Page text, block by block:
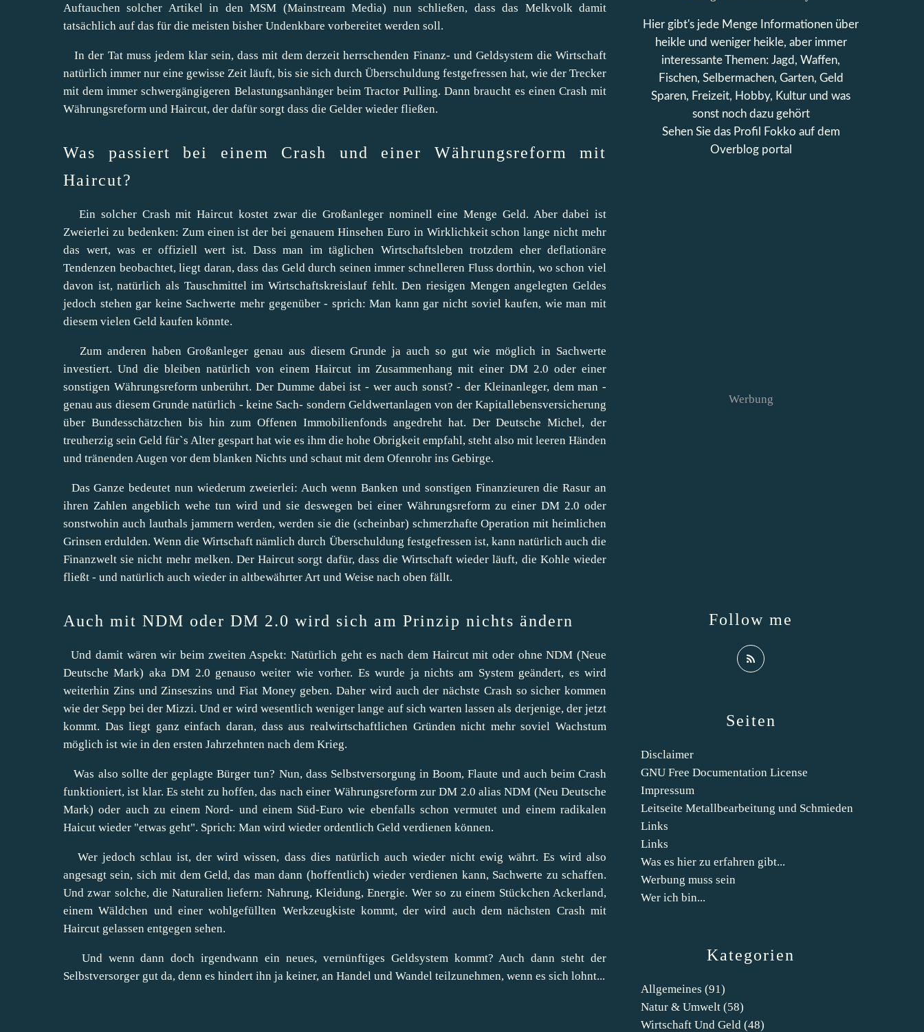
Auftauchen solcher Artikel in den MSM (Mainstream Media) nun schließen, dass das Melkvolk damit
tatsächlich auf das für die meisten bisher Undenkbare vorbereitet werden soll.
In der Tat muss jedem klar sein, dass mit dem derzeit herrschenden Finanz- und Geldsystem die Wirtschaft
natürlich immer nur eine gewisse Zeit läuft, bis sie sich durch Überschuldung festgefressen hat, wie der Trecker
mit dem immer schwergängigeren Belastungsanhänger beim Tractor Pulling. Dann braucht es einen Crash mit
Währungsreform und Haircut, der dafür sorgt dass die Gelder wieder fließen.
Was passiert bei einem Crash und einer Währungsreform mit
Haircut?
Ein solcher Crash mit Haircut kostet zwar die Großanleger nominell eine Menge Geld. Aber dabei ist
Zweierlei zu bedenken: Zum einen ist der bei genauem Hinsehen Euro in Wirklichkeit schon lange nicht mehr
das wert, was er offiziell wert ist. Dass man im täglichen Wirtschaftsleben trotzdem eher deflationäre
Tendenzen beobachtet, liegt daran, dass das Geld durch seinen immer schnelleren Fluss dorthin, wo schon viel
davon ist, natürlich als Tauschmittel im Wirtschaftskreislauf fehlt. Den riesigen Mengen angelegten Geldes
jedoch stehen gar keine Sachwerte mehr gegenüber - sprich: Man kann gar nicht soviel kaufen, wie man mit
diesem vielen Geld kaufen könnte.
Zum anderen haben Großanleger genau aus diesem Grunde ja auch so gut wie möglich in Sachwerte
investiert. Und die bleiben natürlich von einem Haircut im Zusammenhang mit einer DM 2.0 oder einer
sonstigen Währungsreform unberührt. Der Dumme dabei ist - wer auch sonst? - der Kleinanleger, dem man -
genau aus diesem Grunde natürlich - keine Sach- sondern Geldwertanlagen von der Kapitallebensversicherung
über Bundesschätzchen bis hin zum Offenen Immobilienfonds angedreht hat. Der Deutsche Michel, der
treuherzig sein Geld für`s Alter gespart hat wie es ihm die hohe Obrigkeit empfahl, steht also mit leeren Händen
und tränenden Augen vor dem blanken Nichts und schaut mit dem Ofenrohr ins Gebirge.
Das Ganze bedeutet nun wiederum zweierlei: Auch wenn Banken und sonstigen Finanzieuren die Rasur an
ihren Zahlen angeblich wehe tun wird und sie deswegen bei einer Währungsreform zu einer DM 2.0 oder
sonstwohin auch lauthals jammern werden, werden sie die (scheinbar) schmerzhafte Operation mit heimlichen
Grinsen erdulden. Wenn die Wirtschaft nämlich durch Überschuldung festgefressen ist, kann natürlich auch die
Finanzwelt sie nicht mehr melken. Der Haircut sorgt dafür, dass die Wirtschaft wieder läuft, die Kohle wieder
fließt - und natürlich auch wieder in altbewährter Art und Weise nach oben fällt.
Auch mit NDM oder DM 2.0 wird sich am Prinzip nichts ändern
Und damit wären wir beim zweiten Aspekt: Natürlich geht es nach dem Haircut mit oder ohne NDM (Neue
Deutsche Mark) aka DM 2.0 genauso weiter wie vorher. Es wurde ja nichts am System geändert, es wird
weiterhin Zins und Zinseszins und Fiat Money geben. Daher wird auch der nächste Crash so sicher kommen
wie der Sepp bei der Mizzi. Und er wird wesentlich weniger lange auf sich warten lassen als derjenige, der jetzt
kommt. Das liegt ganz einfach daran, dass aus realwirtschaftlichen Gründen nicht mehr soviel Wachstum
möglich ist wie in den ersten Jahrzehnten nach dem Krieg.
Was also sollte der geplagte Bürger tun? Nun, dass Selbstversorgung in Boom, Flaute und auch beim Crash
funktioniert, ist klar. Es steht zu hoffen, das nach einer Währungsreform zur DM 2.0 alias NDM (Neu Deutsche
Mark) oder auch zu einem Nord- und einem Süd-Euro wie ebenfalls schon vermutet und einem radikalen
Haicut wieder "etwas geht". Sprich: Man wird wieder ordentlich Geld verdienen können.
Wer jedoch schlau ist, der wird wissen, dass dies natürlich auch wieder nicht ewig währt. Es wird also
angesagt sein, sich mit dem Geld, das man dann (hoffentlich) wieder verdienen kann, Sachwerte zu schaffen.
Und zwar solche, die Naturalien liefern: Nahrung, Kleidung, Energie. Wer so zu einem Stückchen Ackerland,
einem Wäldchen und einer wohlgefüllten Werkzeugkiste kommt, der wird auch dem nächsten Crash mit
Haircut gelassen entgegen sehen.
Und wenn dann doch irgendwann ein neues, vernünftiges Geldsystem kommt? Auch dann steht der
Selbstversorger gut da, denn es hindert ihn ja keiner, an Handel und Wandel teilzunehmen, wenn es sich lohnt...
Kategorien
Allgemeines (91)
Natur & Umwelt (58)
Wirtschaft Und Geld (48)
Seiten
Disclaimer
GNU Free Documentation License
Impressum
Leitseite Metallbearbeitung und Schmieden
Links
Links
Was es hier zu erfahren gibt...
Werbung muss sein
Wer ich bin...
Hier gibt's jede Menge Informationen über
heikle und weniger heikle, aber immer
interessante Themen: Jagd, Waffen,
Fischen, Selbermachen, Garten, Geld
Sparen, Freizeit, Hobby, Kultur und was
sonst noch dazu gehört
Sehen Sie das Profil
Fokko auf dem
Overblog portal
Follow me
Werbung